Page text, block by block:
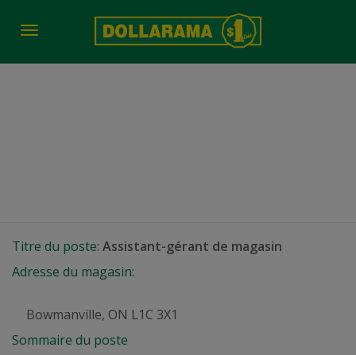
Toggle
Titre du poste: Assistant-gérant de magasin
Adresse du magasin:
Bowmanville, ON L1C 3X1
Sommaire du poste